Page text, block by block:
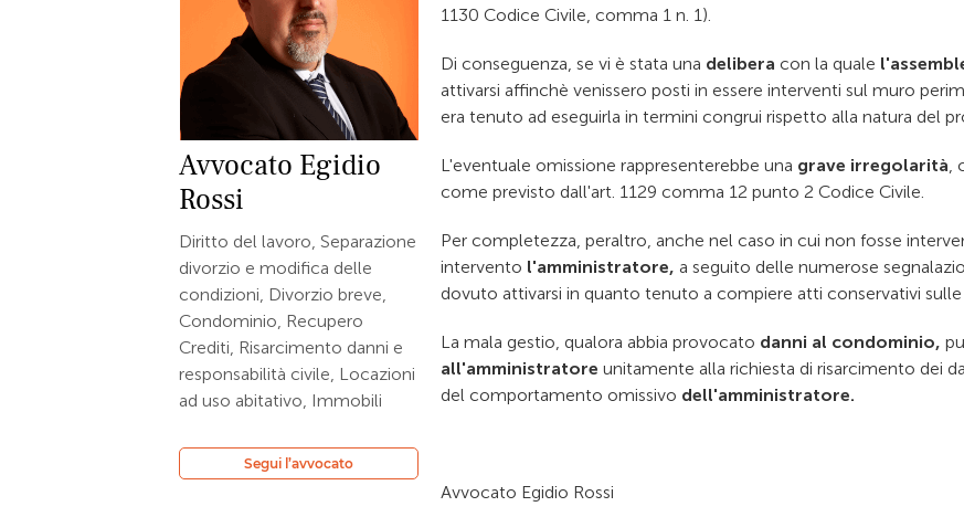
Avvocato Egidio
Rossi
Diritto del lavoro, Separazione
divorzio e modifica delle
condizioni, Divorzio breve,
Condominio, Recupero
Crediti, Risarcimento danni e
responsabilità civile, Locazioni
ad uso abitativo, Immobili
Segui l’avvocato
1130 Codice Civile, comma 1 n. 1).
Di conseguenza, se vi è stata una delibera con la quale
attivarsi affinchè venissero posti in essere interventi sul muro
era tenuto ad eseguirla in termini congrui rispetto alla natura del
L'eventuale omissione rappresenterebbe una grave irregolarità,
come previsto dall'art. 1129 comma 12 punto 2 Codice Civile.
Per completezza, peraltro, anche nel caso in cui non fosse
intervento l'amministratore, a seguito delle numerose
dovuto attivarsi in quanto tenuto a compiere atti conservativi
La mala gestio, qualora abbia provocato danni al condominio,
all'amministratore unitamente alla richiesta di risarcimento dei
del comportamento omissivo dell'amministratore.
Avvocato Egidio Rossi